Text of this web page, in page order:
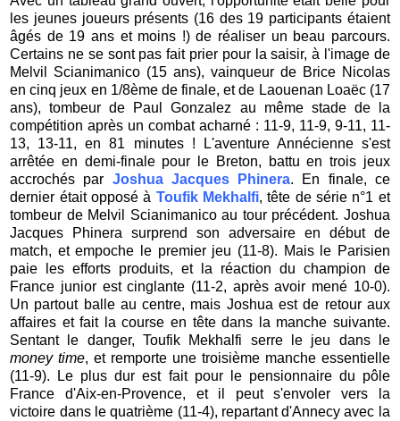
les jeunes joueurs présents (16 des 19 participants étaient
âgés de 19 ans et moins !) de réaliser un beau parcours.
Certains ne se sont pas fait prier pour la saisir, à l'image de
Melvil Scianimanico (15 ans), vainqueur de Brice Nicolas
en cinq jeux en 1/8ème de finale, et de Laouenan Loaëc (17
ans), tombeur de Paul Gonzalez au même stade de la
compétition après un combat acharné : 11-9, 11-9, 9-11, 11-
13, 13-11, en 81 minutes ! L'aventure Annécienne s'est
arrêtée en demi-finale pour le Breton, battu en trois jeux
accrochés par Joshua Jacques Phinera. En finale, ce
dernier était opposé à Toufik Mekhalfi, tête de série n°1 et
tombeur de Melvil Scianimanico au tour précédent. Joshua
Jacques Phinera surprend son adversaire en début de
match, et empoche le premier jeu (11-8). Mais le Parisien
paie les efforts produits, et la réaction du champion de
France junior est cinglante (11-2, après avoir mené 10-0).
Un partout balle au centre, mais Joshua est de retour aux
affaires et fait la course en tête dans la manche suivante.
Sentant le danger, Toufik Mekhalfi serre le jeu dans le
money time, et remporte une troisième manche essentielle
(11-9). Le plus dur est fait pour le pensionnaire du pôle
France d'Aix-en-Provence, et il peut s'envoler vers la
victoire dans le quatrième (11-4), repartant d'Annecy avec la